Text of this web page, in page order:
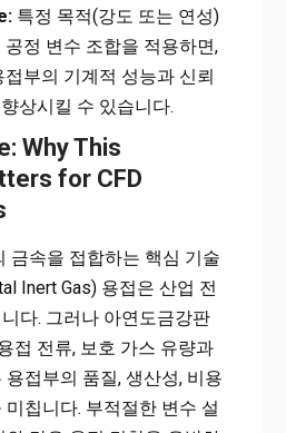
특정 목적(강도 또는 연성)
정 변수 조합을 적용하면,
부의 기계적 성능과 신뢰
상시킬 수 있습니다.
Why This
for CFD
금속을 접합하는 핵심 기술
Inert Gas) 용접은 산업 전
다. 그러나 아연도금강판
접 전류, 보호 가스 유량과
접부의 품질, 생산성, 비용
칩니다. 부적절한 변수 설